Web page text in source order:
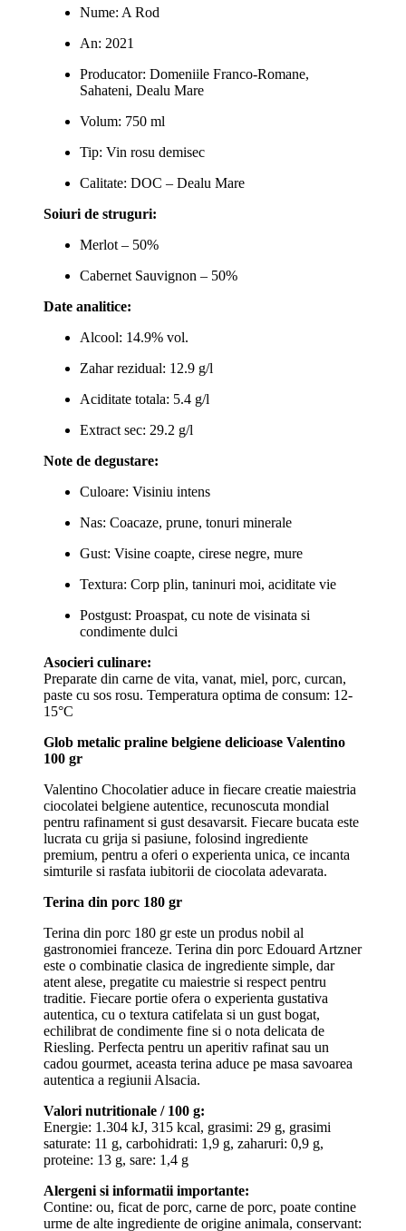
Nume: A Rod
An: 2021
Producator: Domeniile Franco-Romane,
Sahateni, Dealu Mare
Volum: 750 ml
Tip: Vin rosu demisec
Calitate: DOC – Dealu Mare
Soiuri de struguri:
Merlot – 50%
Cabernet Sauvignon – 50%
Date analitice:
Alcool: 14.9% vol.
Zahar rezidual: 12.9 g/l
Aciditate totala: 5.4 g/l
Extract sec: 29.2 g/l
Note de degustare:
Culoare: Visiniu intens
Nas: Coacaze, prune, tonuri minerale
Gust: Visine coapte, cirese negre, mure
Textura: Corp plin, taninuri moi, aciditate vie
Postgust: Proaspat, cu note de visinata si
condimente dulci
Asocieri culinare:
Preparate din carne de vita, vanat, miel, porc, curcan,
paste cu sos rosu. Temperatura optima de consum: 12-
15°C
Glob metalic praline belgiene delicioase Valentino
100 gr
Valentino Chocolatier aduce in fiecare creatie maiestria
ciocolatei belgiene autentice, recunoscuta mondial
pentru rafinament si gust desavarsit. Fiecare bucata este
lucrata cu grija si pasiune, folosind ingrediente
premium, pentru a oferi o experienta unica, ce incanta
simturile si rasfata iubitorii de ciocolata adevarata.
Terina din porc 180 gr
Terina din porc 180 gr este un produs nobil al
gastronomiei franceze. Terina din porc Edouard Artzner
este o combinatie clasica de ingrediente simple, dar
atent alese, pregatite cu maiestrie si respect pentru
traditie. Fiecare portie ofera o experienta gustativa
autentica, cu o textura catifelata si un gust bogat,
echilibrat de condimente fine si o nota delicata de
Riesling. Perfecta pentru un aperitiv rafinat sau un
cadou gourmet, aceasta terina aduce pe masa savoarea
autentica a regiunii Alsacia.
Valori nutritionale / 100 g:
Energie: 1.304 kJ, 315 kcal, grasimi: 29 g, grasimi
saturate: 11 g, carbohidrati: 1,9 g, zaharuri: 0,9 g,
proteine: 13 g, sare: 1,4 g
Alergeni si informatii importante:
Contine: ou, ficat de porc, carne de porc, poate contine
urme de alte ingrediente de origine animala, conservant: